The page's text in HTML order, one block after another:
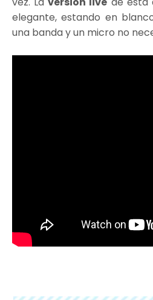
elegante, estando en
una banda y un micro no